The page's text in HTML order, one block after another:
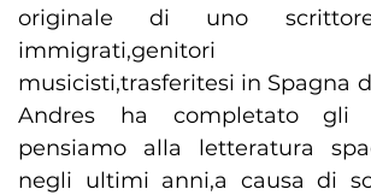
originale di uno
immigrati,genitori
musicisti,trasferitesi in Spagna
Andres ha completato gli
pensiamo alla letteratura
negli ultimi anni,a causa di